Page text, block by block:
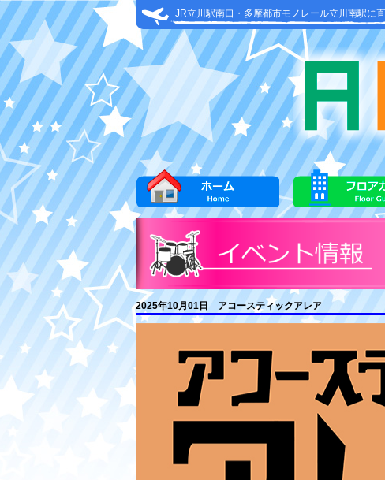
JR立川駅南口・多摩都市モノレール立川南駅に
2025年10月01日 アコースティックアレア